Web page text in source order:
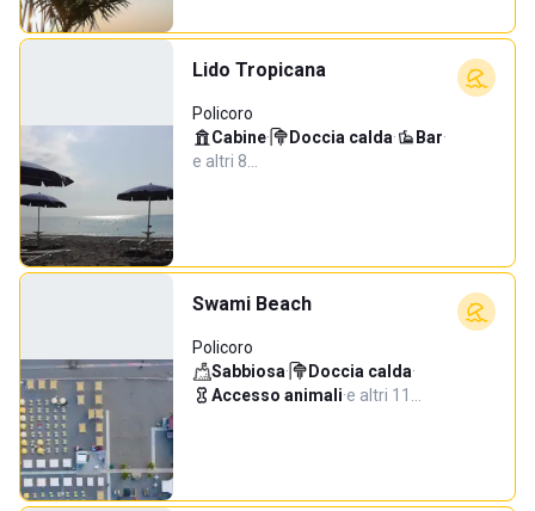
Lido Tropicana
Policoro
Cabine· Doccia calda· Bar·
e altri 8…
Swami Beach
Policoro
Sabbiosa· Doccia calda·
Accesso animali·e altri 11…